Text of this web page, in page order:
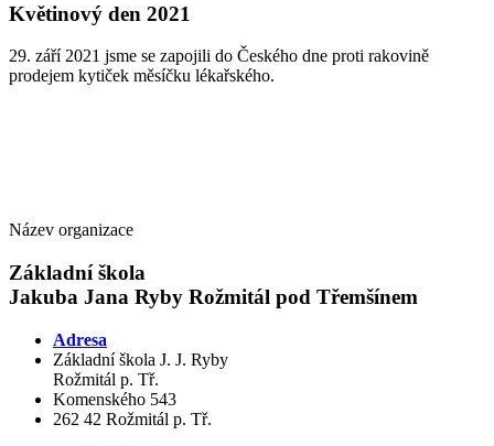
Květinový den 2021
29. září 2021 jsme se zapojili do Českého dne proti rakovině
prodejem kytiček měsíčku lékařského.
Název organizace
Základní škola
Jakuba Jana Ryby Rožmitál pod Třemšínem
Adresa
Základní škola J. J. Ryby
Rožmitál p. Tř.
Komenského 543
262 42 Rožmitál p. Tř.